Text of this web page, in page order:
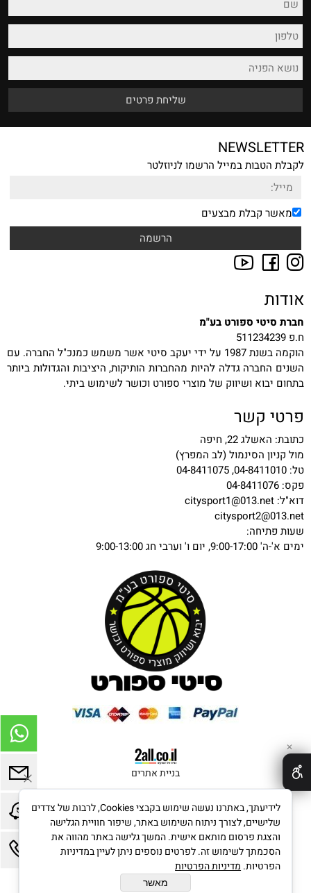
NEWSLETTER
לקבלת הטבות במייל הרשמו לניוזלטר
מאשר קבלת מבצעים
אודות
חברת סיטי ספורט בע"מ
ח.פ 511234239
הוקמה בשנת 1987 על ידי יעקב סיטי אשר משמש כמנכ"ל החברה. עם
השנים החברה גדלה להיות מהחברות הותיקות, היציבות והגדולות ביותר
בתחום יבוא ושיווק של מוצרי ספורט וכושר לשימוש ביתי.
פרטי קשר
כתובת: האשלג 22, חיפה
מול קניון הסינמול (לב המפרץ)
טל: 04-8411010, 04-8411075
פקס: 04-8411076
דוא"ל: citysport1@013.net
citysport2@013.net
שעות פתיחה:
ימים א'-ה' 9:00-17:00, יום ו' וערבי חג 9:00-13:00
בניית אתרים
✕
לידיעתך, באתרנו נעשה שימוש בקבצי Cookies, לרבות של צדדים
שלישיים, לצורך ניתוח השימוש באתר, שיפור חוויית הגלישה
והצגת פרסום מותאם אישית. המשך גלישה באתר מהווה את
הסכמתך לשימוש זה. לפרטים נוספים ניתן לעיין במדיניות
הפרטיות. מדיניות הפרטיות
מאשר